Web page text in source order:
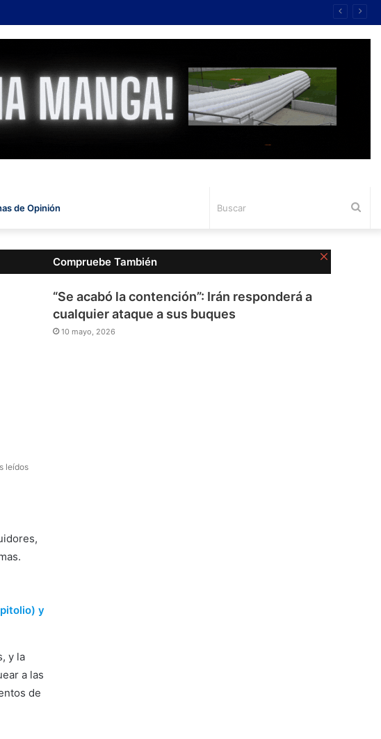
de Opinión
leídos
y
y la
a las
de
Compruebe También
“Se acabó la contención”: Irán responderá a
cualquier ataque a sus buques
10 mayo, 2026